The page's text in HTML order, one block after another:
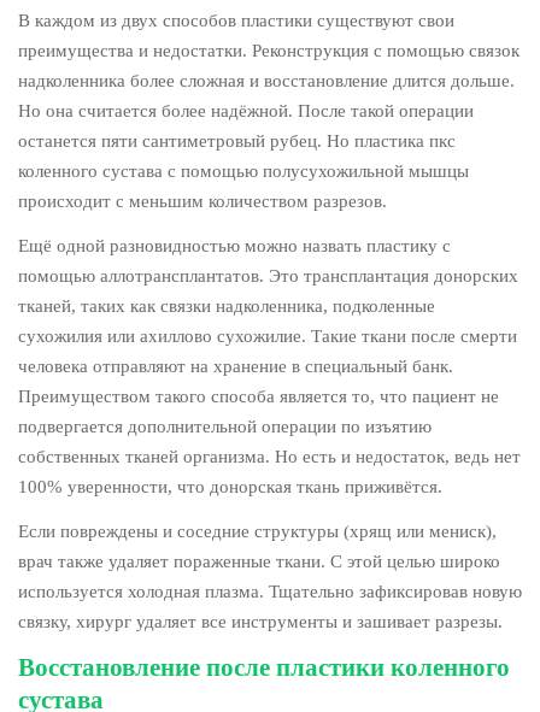
В каждом из двух способов пластики существуют свои
преимущества и недостатки. Реконструкция с помощью связок
надколенника более сложная и восстановление длится дольше.
Но она считается более надёжной. После такой операции
останется пяти сантиметровый рубец. Но пластика пкс
коленного сустава с помощью полусухожильной мышцы
происходит с меньшим количеством разрезов.
Ещё одной разновидностью можно назвать пластику с
помощью аллотрансплантатов. Это трансплантация донорских
тканей, таких как связки надколенника, подколенные
сухожилия или ахиллово сухожилие. Такие ткани после смерти
человека отправляют на хранение в специальный банк.
Преимуществом такого способа является то, что пациент не
подвергается дополнительной операции по изъятию
собственных тканей организма. Но есть и недостаток, ведь нет
100% уверенности, что донорская ткань приживётся.
Если повреждены и соседние структуры (хрящ или мениск),
врач также удаляет пораженные ткани. С этой целью широко
используется холодная плазма. Тщательно зафиксировав новую
связку, хирург удаляет все инструменты и зашивает разрезы.
Восстановление после пластики коленного
сустава